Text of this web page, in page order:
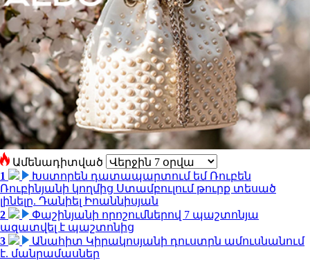
Ամենադիտված
1
Խստորեն դատապարտում եմ Ռուբեն
Ռուբինյանի կողմից Ստամբուլում թուրք տեսած
լինելը. Դանիել Իոաննիսյան
2
Փաշինյանի որոշումներով 7 պաշտոնյա
ազատվել է պաշտոնից
3
Անահիտ Կիրակոսյանի դուստրն ամուսնանում
է. մանրամասներ